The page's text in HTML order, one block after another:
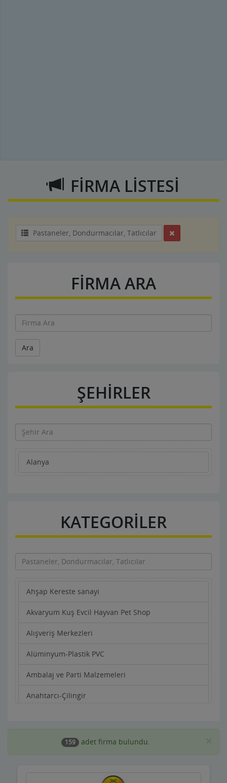
FİRMA LİSTESİ
Pastaneler, Dondurmacılar, Tatlıcılar
FİRMA ARA
Ara
ŞEHİRLER
Alanya
KATEGORİLER
Ahşap Kereste sanayi
Akvaryum Kuş Evcil Hayvan Pet Shop
Alışveriş Merkezleri
Alüminyum-Plastik PVC
Ambalaj ve Parti Malzemeleri
Anahtarcı-Çilingir
Aracı Kurumlar
Asansörcüler
159 adet firma bulundu.